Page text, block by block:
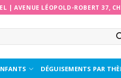
|AVENUE LÉOPOLD-ROBERT 37,
DÉGUISEMENTS PAR